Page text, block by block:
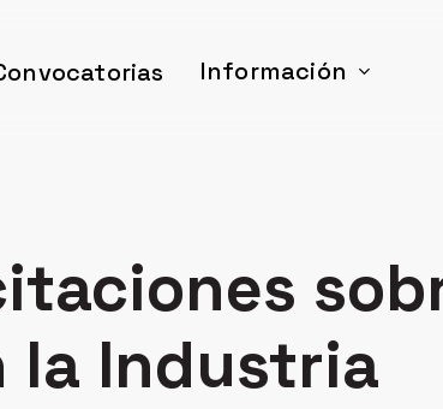
Información
la Industria